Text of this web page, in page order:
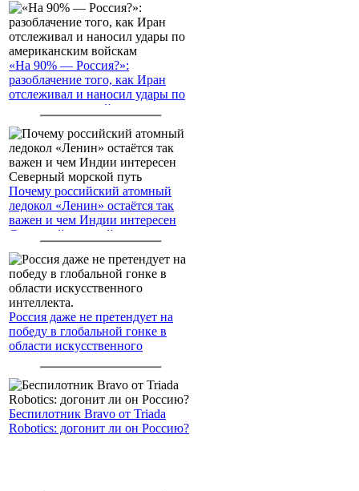
«На 90% — Россия?»:
разоблачение того, как Иран
отслеживал и наносил удары по
американским войскам
Почему российский атомный
ледокол «Ленин» остаётся так
важен и чем Индии интересен
Северный морской путь
Россия даже не претендует на
победу в глобальной гонке в
области искусственного
Беспилотник Bravo от Triada
Robotics: догонит ли он Россию?